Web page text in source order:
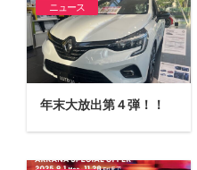
サービス
作業事例
ニュース
年末大放出第４弾！！